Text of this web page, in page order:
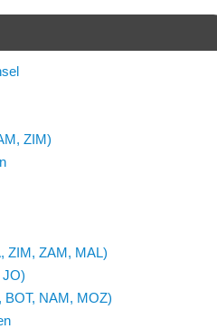
ZIM)
ZIM, ZAM, MAL)
JO)
BOT, NAM, MOZ)